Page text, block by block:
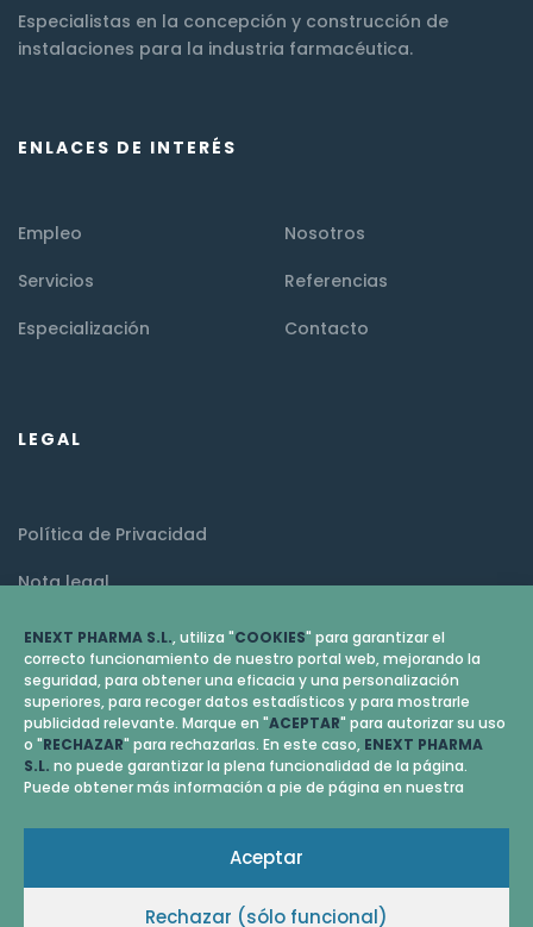
ENEXT PHARMA S.L., utiliza "COOKIES" para garantizar el
correcto funcionamiento de nuestro portal web, mejorando la
seguridad, para obtener una eficacia y una personalización
superiores, para recoger datos estadísticos y para mostrarle
publicidad relevante. Marque en "ACEPTAR" para autorizar su uso
o "RECHAZAR" para rechazarlas. En este caso, ENEXT PHARMA
S.L. no puede garantizar la plena funcionalidad de la página.
Puede obtener más información a pie de página en nuestra
Aceptar
Rechazar (sólo funcional)
Especialistas en la concepción y construcción de
instalaciones para la industria farmacéutica.
ENLACES DE INTERÉS
Empleo
Nosotros
Servicios
Referencias
Especialización
Contacto
LEGAL
Política de Privacidad
Nota legal
Política de cookies (EU)